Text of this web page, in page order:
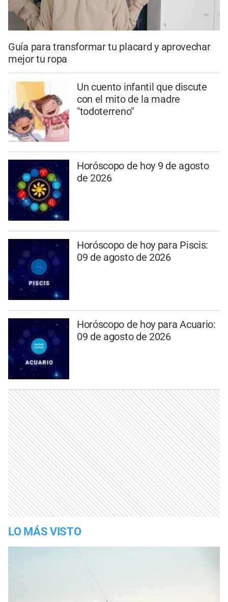
Guía para transformar tu placard y aprovechar
mejor tu ropa
Un cuento infantil que discute
con el mito de la madre
"todoterreno"
Horóscopo de hoy 9 de agosto
de 2026
Horóscopo de hoy para Piscis:
09 de agosto de 2026
Horóscopo de hoy para Acuario:
09 de agosto de 2026
LO MÁS VISTO